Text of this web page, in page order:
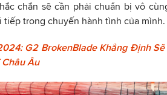
chắn sẽ cần phải chuẩn bị vô
tiếp trong chuyến hành tình của mình.
G2 BrokenBlade Khẳng Định
Châu Âu